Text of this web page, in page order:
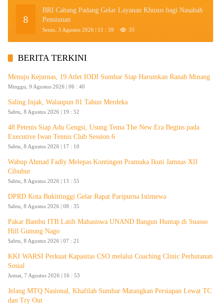
8
BRI Cabang Padang Gelar Layanan Khusus bagi Nasabah
Pensiunan
Senin, 3 Agustus 2026 | 11 : 59 35
BERITA TERKINI
Menuju Kejurnas, 19 Atlet IODI Sumbar Siap Harumkan Ranah Minang
Minggu, 9 Agustus 2026 | 06 : 40
Saling Injak, Walaupun 81 Tahun Merdeka
Sabtu, 8 Agustus 2026 | 19 : 52
48 Petenis Siap Adu Gengsi, Usung Tema The New Era Begins pada
Executive Iwan Tennis Club Session 6
Sabtu, 8 Agustus 2026 | 17 : 10
Wabup Ahmad Fadly Melepas Kontingen Pramuka Ikuti Jamnas XII
Cibubur
Sabtu, 8 Agustus 2026 | 13 : 55
DPRD Kota Bukittinggi Gelar Rapat Paripurna Istimewa
Sabtu, 8 Agustus 2026 | 08 : 35
Pakar Bambu ITB Latih Mahasiswa UNAND Bangun Huntap di Suasso
Hill Gunung Nago
Sabtu, 8 Agustus 2026 | 07 : 21
KKI WARSI Perkuat Kapasitas CSO melalui Coaching Clinic Perhutanan
Sosial
Jumat, 7 Agustus 2026 | 16 : 53
Jelang MTQ Nasional, Khafilah Sumbar Matangkan Persiapan Lewat TC
dan Try Out